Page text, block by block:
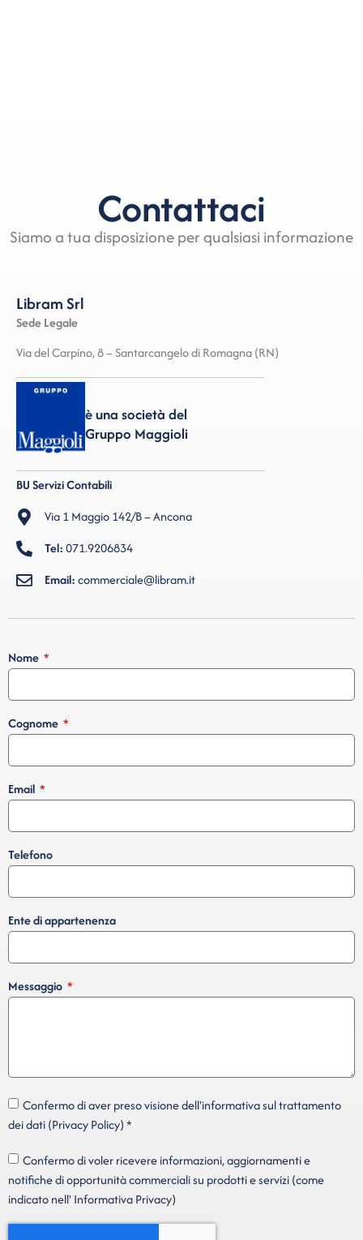
Contattaci
Siamo a tua disposizione per qualsiasi informazione
Libram Srl
Sede Legale
Via del Carpino, 8 – Santarcangelo di Romagna (RN)
è una società del
Gruppo Maggioli
BU Servizi Contabili
Via 1 Maggio 142/B – Ancona
Tel:071.9206834
Email:commerciale@libram.it
Nome
Cognome
Email
Telefono
Ente di appartenenza
Messaggio
Confermo di aver preso visione dell'informativa sul trattamento
dei dati (Privacy Policy) *
Confermo di voler ricevere informazioni, aggiornamenti e
notifiche di opportunità commerciali su prodotti e servizi (come
indicato nell' Informativa Privacy)